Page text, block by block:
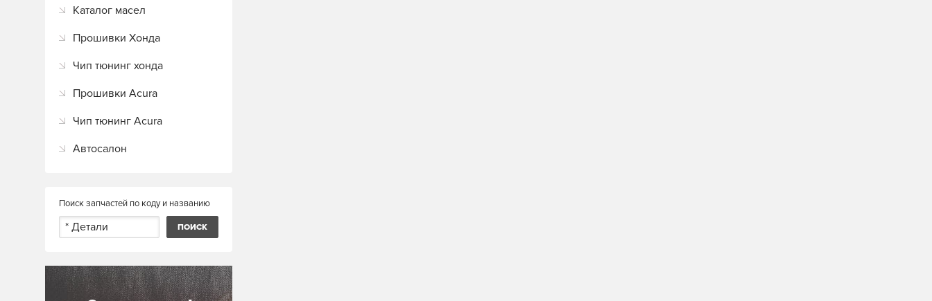
Каталог масел
Прошивки Хонда
Чип тюнинг хонда
Прошивки Acura
Чип тюнинг Acura
Автосалон
Поиск запчастей по коду и названию